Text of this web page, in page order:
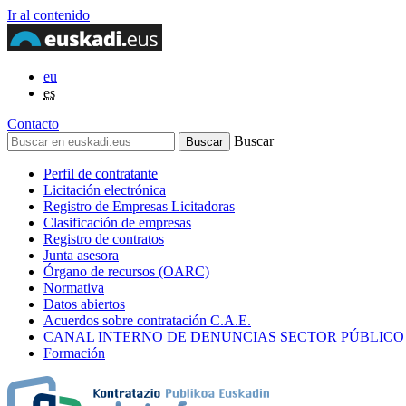
Ir al contenido
eu
es
Contacto
Buscar
Perfil de contratante
Licitación electrónica
Registro de Empresas Licitadoras
Clasificación de empresas
Registro de contratos
Junta asesora
Órgano de recursos (OARC)
Normativa
Datos abiertos
Acuerdos sobre contratación C.A.E.
CANAL INTERNO DE DENUNCIAS SECTOR
Formación